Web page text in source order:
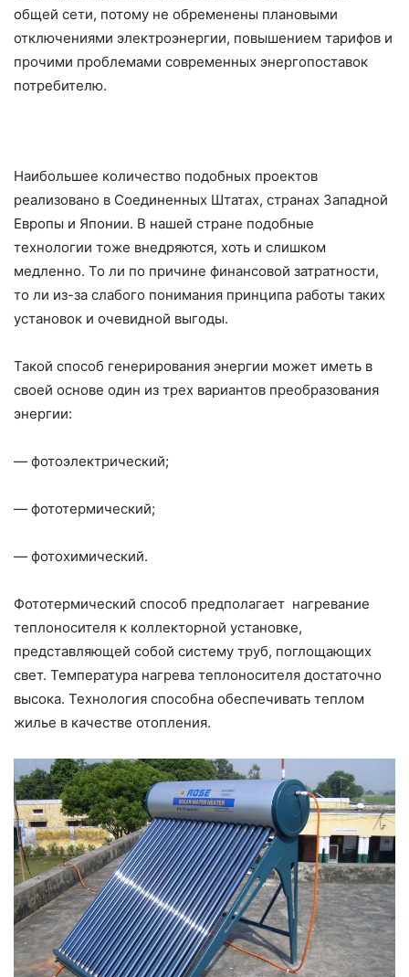
общей сети, потому не обременены плановыми
отключениями электроэнергии, повышением тарифов и
прочими проблемами современных энергопоставок
потребителю.
Наибольшее количество подобных проектов
реализовано в Соединенных Штатах, странах Западной
Европы и Японии. В нашей стране подобные
технологии тоже внедряются, хоть и слишком
медленно. То ли по причине финансовой затратности,
то ли из-за слабого понимания принципа работы таких
установок и очевидной выгоды.
Такой способ генерирования энергии может иметь в
своей основе один из трех вариантов преобразования
энергии:
— фотоэлектрический;
— фототермический;
— фотохимический.
Фототермический способ предполагает нагревание
теплоносителя к коллекторной установке,
представляющей собой систему труб, поглощающих
свет. Температура нагрева теплоносителя достаточно
высока. Технология способна обеспечивать теплом
жилье в качестве отопления.